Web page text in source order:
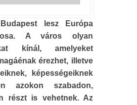
lesz Európa
A város olyan
kínál, amelyeket
érezhet, illetve
képességeiknek
azokon szabadon,
részt is vehetnek. Az